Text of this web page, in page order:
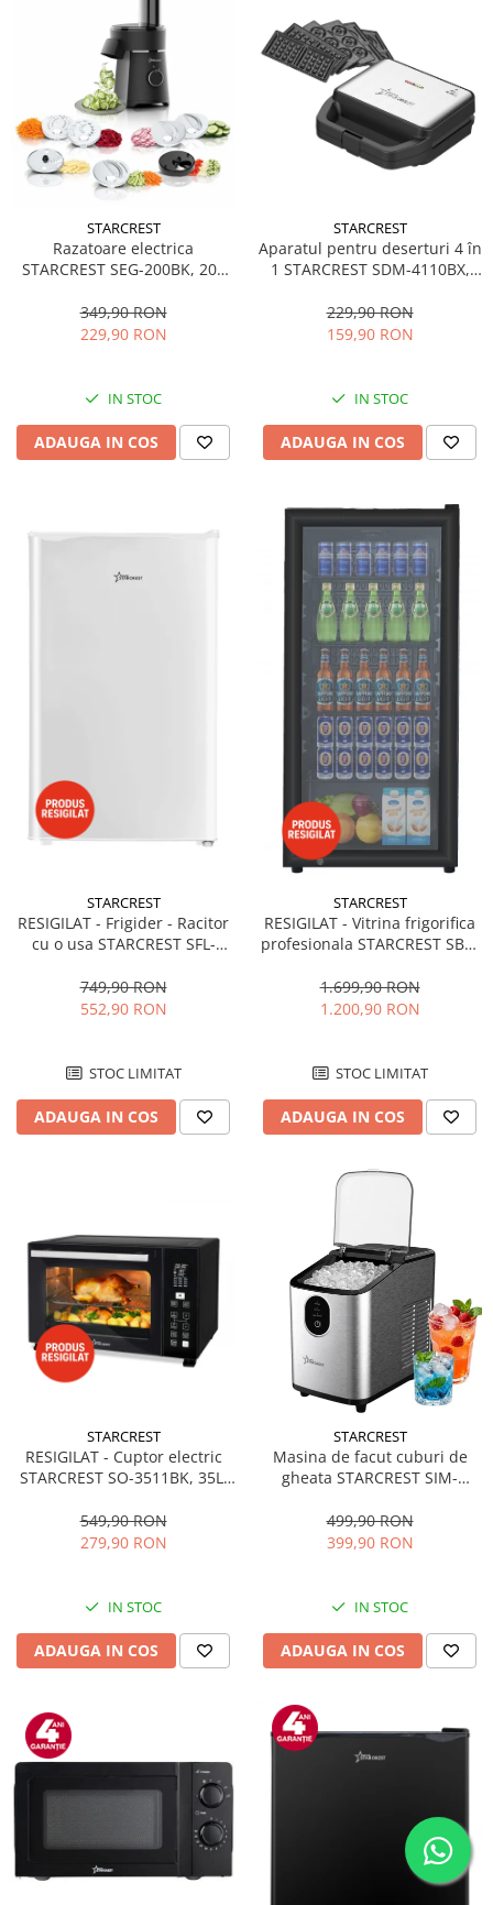
STARCREST
Razatoare electrica
STARCREST SEG-200BK, 200
349,90 RON
229,90 RON
IN STOC
ADAUGA IN COS
STARCREST
Aparatul pentru deserturi 4 în
1 STARCREST SDM-4110BX,
invelis ceramic pentru vafe,
nuci, gogosi si smile
229,90 RON
159,90 RON
IN STOC
ADAUGA IN COS
STARCREST
RESIGILAT - Frigider - Racitor
cu o usa STARCREST SFL-
92L, Iluminare interioara,H 83
cm, Alb
749,90 RON
552,90 RON
STOC LIMITAT
ADAUGA IN COS
STARCREST
RESIGILAT - Vitrina frigorifica
profesionala STARCREST SBC-
reglabil, Iluminare LED, H 104
cm, Negru
1.699,90 RON
1.200,90 RON
STOC LIMITAT
ADAUGA IN COS
STARCREST
RESIGILAT - Cuptor electric
STARCREST SO-3511BK, 35L,
Programe predefinite,
Interfata digitala, Negru
549,90 RON
279,90 RON
IN STOC
ADAUGA IN COS
STARCREST
Masina de facut cuburi de
gheata STARCREST SIM-
12Kg/24h, Cos gheata
detasabil, Rezervor apa 0.8 l,
499,90 RON
399,90 RON
IN STOC
ADAUGA IN COS